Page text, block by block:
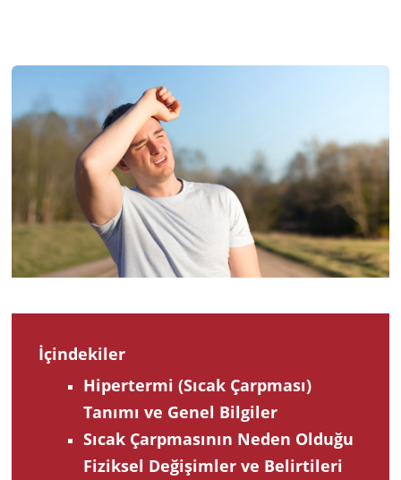
2023
İçindekiler
Hipertermi (Sıcak Çarpması)
Tanımı ve Genel Bilgiler
Sıcak Çarpmasının Neden Olduğu
Fiziksel Değişimler ve Belirtileri